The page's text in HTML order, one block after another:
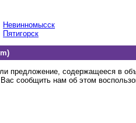
Невинномысск
Пятигорск
предложение, содержащееся в
сообщить нам об этом